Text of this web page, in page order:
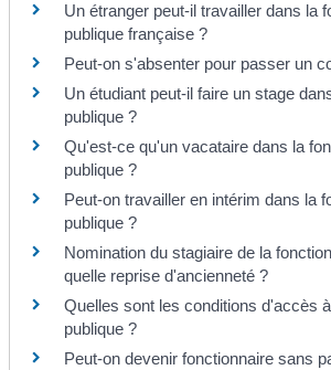
Un étranger peut-il travailler dans la
publique française ?
Peut-on s'absenter pour passer un
Un étudiant peut-il faire un stage
publique ?
Qu'est-ce qu'un vacataire dans la
publique ?
Peut-on travailler en intérim dans la
publique ?
Nomination du stagiaire de la
quelle reprise d'ancienneté ?
Quelles sont les conditions d'accès
publique ?
Peut-on devenir fonctionnaire sans